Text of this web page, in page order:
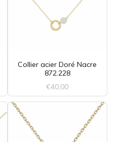
page
du
plusieurs
variations.
options
peuvent
être
choisies
Collier acier Doré Nacre
872.228
€40,00